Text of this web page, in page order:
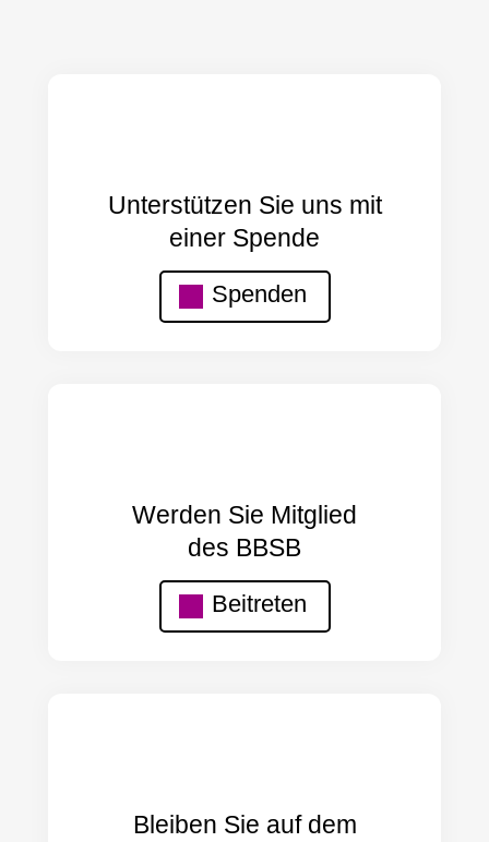
Unterstützen Sie uns mit
einer Spende
Spenden
Werden Sie Mitglied
des BBSB
Beitreten
Bleiben Sie auf dem